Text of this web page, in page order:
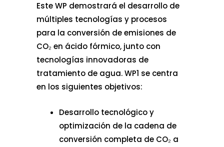
Este WP demostrará el desarrollo de
múltiples tecnologías y procesos
para la conversión de emisiones de
CO₂ en ácido fórmico, junto con
tecnologías innovadoras de
tratamiento de agua. WP1 se centra
en los siguientes objetivos:
Desarrollo tecnológico y
optimización de la cadena de
conversión completa de CO₂ a